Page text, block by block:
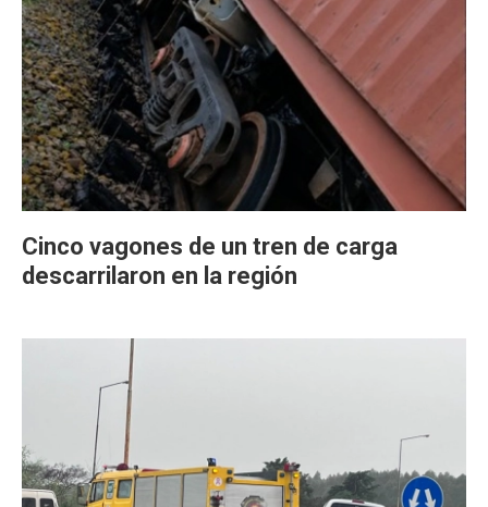
Cinco vagones de un tren de carga
descarrilaron en la región